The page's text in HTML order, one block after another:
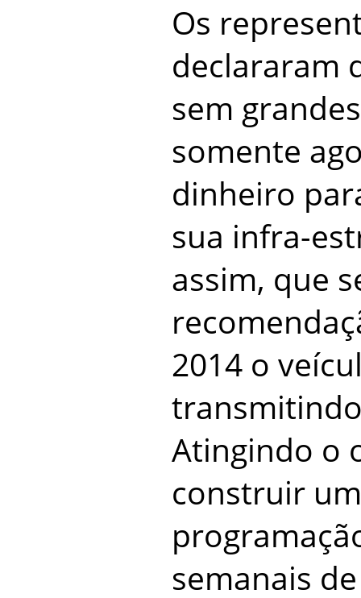
Os
declararam
sem
somente
dinheiro
sua infra-
assim, que
2014 o
Atingindo o
construir
semanais